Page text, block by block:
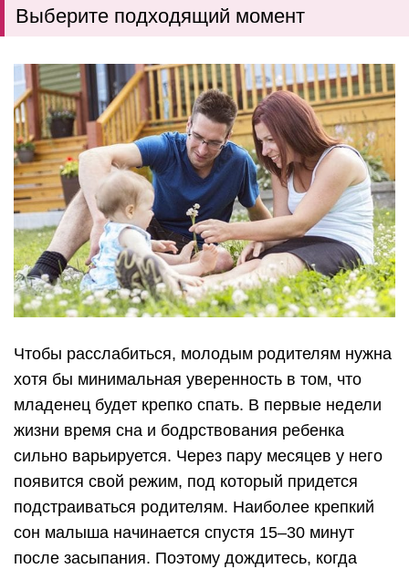
Выберите подходящий момент
Чтобы расслабиться, молодым родителям нужна
хотя бы минимальная уверенность в том, что
младенец будет крепко спать. В первые недели
жизни время сна и бодрствования ребенка
сильно варьируется. Через пару месяцев у него
появится свой режим, под который придется
подстраиваться родителям. Наиболее крепкий
сон малыша начинается спустя 15–30 минут
после засыпания. Поэтому дождитесь, когда